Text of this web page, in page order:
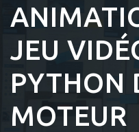
JEU
PYTHON
MOTEUR